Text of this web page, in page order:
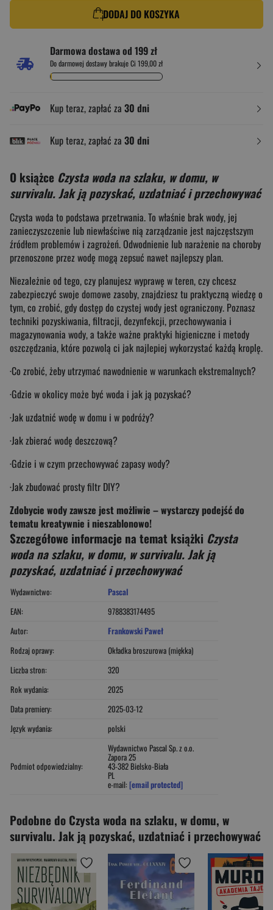
DODAJ DO KOSZYKA
Darmowa dostawa od 199 zł
Do darmowej dostawy brakuje Ci 199,00 zł
Kup teraz, zapłać za 30 dni
Kup teraz, zapłać za 30 dni
O książce Czysta woda na szlaku, w domu, w
survivalu. Jak ją pozyskać, uzdatniać i przechowywać
Czysta woda to podstawa przetrwania. To właśnie brak wody, jej
zanieczyszczenie lub niewłaściwe nią zarządzanie jest najczęstszym
źródłem problemów i zagrożeń. Odwodnienie lub narażenie na choroby
przenoszone przez wodę mogą zepsuć nawet najlepszy plan.
Niezależnie od tego, czy planujesz wyprawę w teren, czy chcesz
zabezpieczyć swoje domowe zasoby, znajdziesz tu praktyczną wiedzę o
tym, co zrobić, gdy dostęp do czystej wody jest ograniczony. Poznasz
techniki pozyskiwania, filtracji, dezynfekcji, przechowywania i
magazynowania wody, a także ważne praktyki higieniczne i metody
oszczędzania, które pozwolą ci jak najlepiej wykorzystać każdą kroplę.
·Co zrobić, żeby utrzymać nawodnienie w warunkach ekstremalnych?
·Gdzie w okolicy może być woda i jak ją pozyskać?
·Jak uzdatnić wodę w domu i w podróży?
·Jak zbierać wodę deszczową?
·Gdzie i w czym przechowywać zapasy wody?
·Jak zbudować prosty filtr DIY?
Zdobycie wody zawsze jest możliwie – wystarczy podejść do
tematu kreatywnie i nieszablonowo!
Szczegółowe informacje na temat książki Czysta
woda na szlaku, w domu, w survivalu. Jak ją
pozyskać, uzdatniać i przechowywać
Wydawnictwo:
Pascal
EAN:
9788383174495
Autor:
Frankowski Paweł
Rodzaj oprawy:
Okładka broszurowa (miękka)
Liczba stron:
320
Rok wydania:
2025
Data premiery:
2025-03-12
Język wydania:
polski
Podmiot odpowiedzialny:
Wydawnictwo Pascal Sp. z o.o.
Zapora 25
43-382 Bielsko-Biała
PL
e-mail: [email protected]
Podobne do Czysta woda na szlaku, w domu, w
survivalu. Jak ją pozyskać, uzdatniać i przechowywać